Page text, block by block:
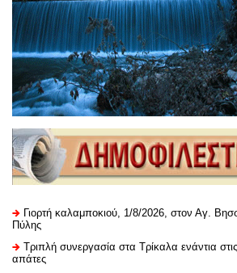
Γιορτή καλαμποκιού, 1/8/2026, στον Αγ.
Πύλης
Τριπλή συνεργασία στα Τρίκαλα ενάντια
απάτες